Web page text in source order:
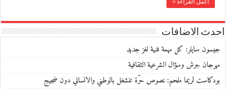
أكمل القراءة »
احدث الاضافات
جيسون سايلر: كل مهمة فنية لغز جديد
مهرجان جرش وسؤال الشرعية الثقافية
بودكاست لريما ملحم: نصوص حرّة تنشغل بالوطني والانساني دون ضجيج